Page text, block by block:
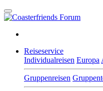
Reiseservice
Individualreisen Europa
Gruppenreisen